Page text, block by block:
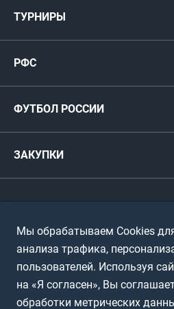
Карта болельщика
Футзал
Титулы и трофеи
ТУРНИРЫ
Международные
Турниры клубов
РФС
Регионы
ФУТБОЛ РОССИИ
Пляжный
Мини-футбол
ПОДА-футбол
Футбольное двоеборье
ЗАКУПКИ
Горячая
Контактная
Политика обработки
Мы обрабатываем Cookies
анализа трафика,
пользователей. Используя
на «Я согласен», Вы
обработки метрических